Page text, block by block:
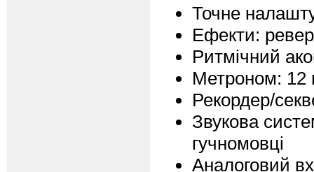
Точне
Ефекти:
Ритмічний
Метроном: 12
Рекордер/
Звукова
гучномовці
Аналоговий